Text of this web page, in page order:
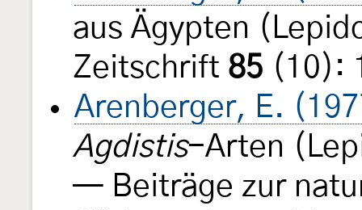
aus Ägypten
Zeitschrift 85 (10):
Arenberger, E.
Agdistis-Arten
— Beiträge zur